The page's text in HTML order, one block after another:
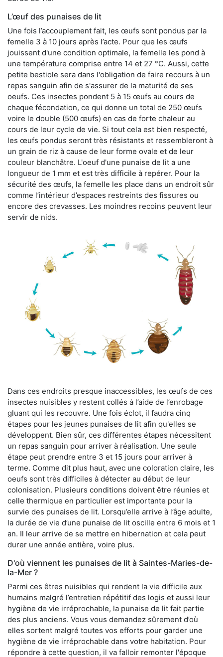
L’œuf des punaises de lit
Une fois l’accouplement fait, les œufs sont pondus par la
femelle 3 à 10 jours après l’acte. Pour que les œufs
jouissent d'une condition optimale, la femelle les pond à
une température comprise entre 14 et 27 °C. Aussi, cette
petite bestiole sera dans l'obligation de faire recours à un
repas sanguin afin de s'assurer de la maturité de ses
oeufs. Ces insectes pondent 5 à 15 œufs au cours de
chaque fécondation, ce qui donne un total de 250 œufs
voire le double (500 œufs) en cas de forte chaleur au
cours de leur cycle de vie. Si tout cela est bien respecté,
les œufs pondus seront très résistants et ressembleront à
un grain de riz à cause de leur forme ovale et de leur
couleur blanchâtre. L'oeuf d'une punaise de lit a une
longueur de 1 mm et est très difficile à repérer. Pour la
sécurité des œufs, la femelle les place dans un endroit sûr
comme l’intérieur d’espaces restreints des fissures ou
encore des crevasses. Les moindres recoins peuvent leur
servir de nids.
Dans ces endroits presque inaccessibles, les œufs de ces
insectes nuisibles y restent collés à l’aide de l’enrobage
gluant qui les recouvre. Une fois éclot, il faudra cinq
étapes pour les jeunes punaises de lit afin qu'elles se
développent. Bien sûr, ces différentes étapes nécessitent
un repas sanguin pour arriver à réalisation. Une seule
étape peut prendre entre 3 et 15 jours pour arriver à
terme. Comme dit plus haut, avec une coloration claire, les
oeufs sont très difficiles à détecter au début de leur
colonisation. Plusieurs conditions doivent être réunies et
celle thermique en particulier est importante pour la
survie des punaises de lit. Lorsqu’elle arrive à l’âge adulte,
la durée de vie d’une punaise de lit oscille entre 6 mois et 1
an. Il leur arrive de se mettre en hibernation et cela peut
durer une année entière, voire plus.
D'où viennent les punaises de lit à Saintes-Maries-de-
la-Mer ?
Parmi ces êtres nuisibles qui rendent la vie difficile aux
humains malgré l’entretien répétitif des logis et aussi leur
hygiène de vie irréprochable, la punaise de lit fait partie
des plus anciens. Vous vous demandez sûrement d’où
elles sortent malgré toutes vos efforts pour garder une
hygiène de vie irréprochable dans votre habitation. Pour
répondre à cette question, il va falloir remonter l'époque